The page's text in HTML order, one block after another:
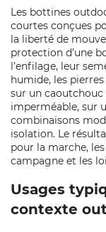
Les bottines
courtes conçues
la liberté de
protection d’une
l’enfilage, leur
humide, les
sur un
imperméable, sur
combinaisons
isolation. Le
pour la marche,
campagne et les
Usages
contexte